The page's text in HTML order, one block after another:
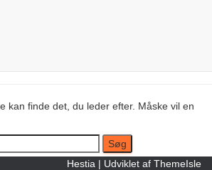
findes ikke.
kan finde det, du leder efter. Måske vil en
Hestia | Udviklet af ThemeIsle